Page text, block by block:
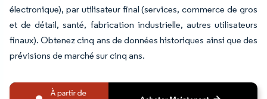
électronique), par utilisateur final (services, commerce de gros
et de détail, santé, fabrication industrielle, autres utilisateurs
finaux). Obtenez cinq ans de données historiques ainsi que des
prévisions de marché sur cinq ans.